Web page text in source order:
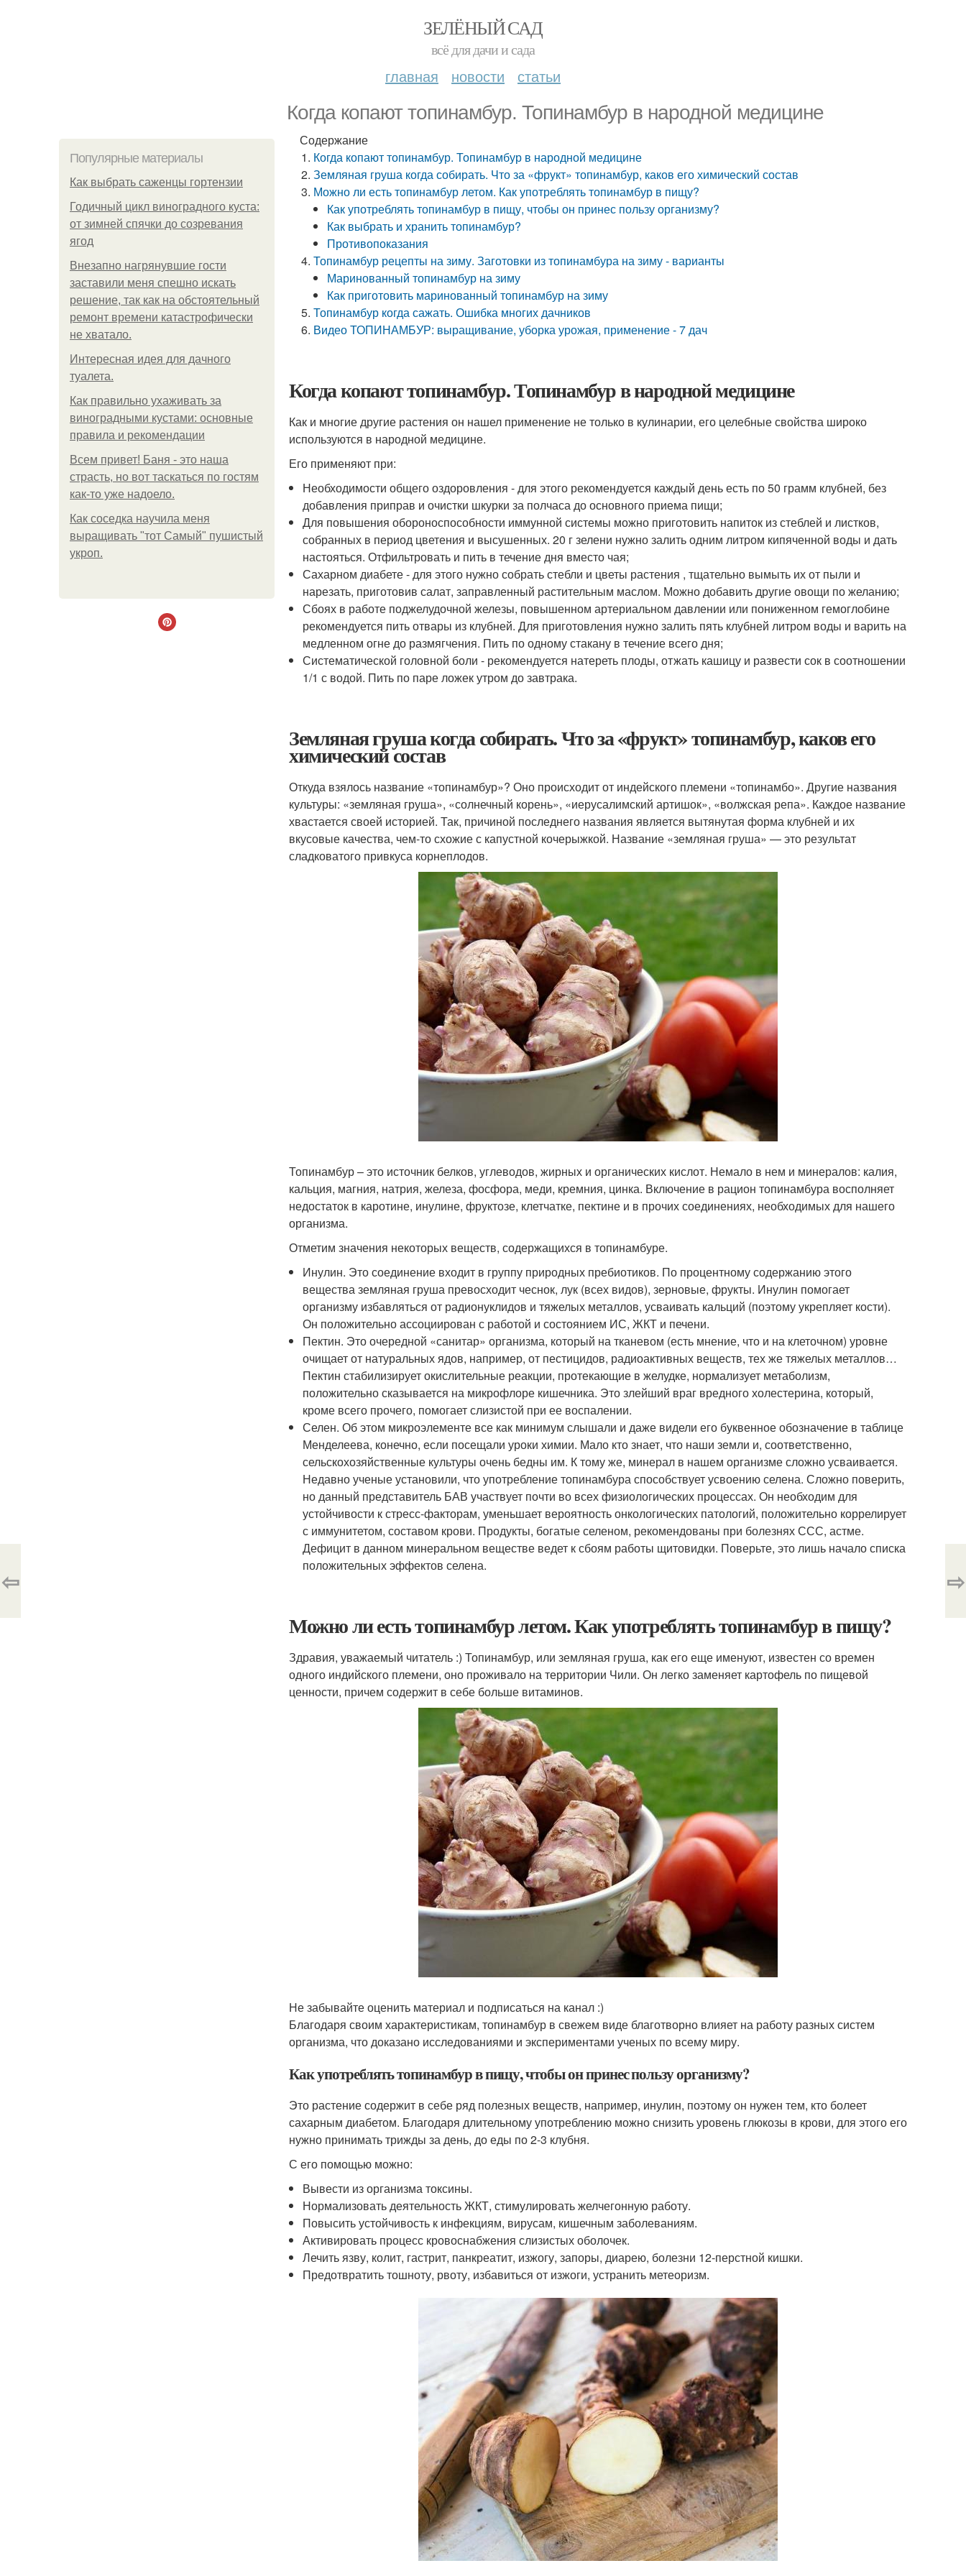
ЗЕЛЁНЫЙ САД
всё для дачи и сада
главная новости статьи
Когда копают топинамбур. Топинамбур в народной медицине
Популярные материалы
Как выбрать саженцы гортензии
Годичный цикл виноградного куста:
от зимней спячки до созревания
ягод
Внезапно нагрянувшие гости
заставили меня спешно искать
решение, так как на обстоятельный
ремонт времени катастрофически
не хватало.
Интересная идея для дачного
туалета.
Как правильно ухаживать за
виноградными кустами: основные
правила и рекомендации
Всем привет! Баня - это наша
страсть, но вот таскаться по гостям
как-то уже надоело.
Как соседка научила меня
выращивать "тот Самый" пушистый
укроп.
Содержание
Когда копают топинамбур. Топинамбур в народной медицине
Земляная груша когда собирать. Что за «фрукт» топинамбур, каков его химический состав
Можно ли есть топинамбур летом. Как употреблять топинамбур в пищу?
Как употреблять топинамбур в пищу, чтобы он принес пользу организму?
Как выбрать и хранить топинамбур?
Противопоказания
Топинамбур рецепты на зиму. Заготовки из топинамбура на зиму - варианты
Маринованный топинамбур на зиму
Как приготовить маринованный топинамбур на зиму
Топинамбур когда сажать. Ошибка многих дачников
Видео ТОПИНАМБУР: выращивание, уборка урожая, применение - 7 дач
Когда копают топинамбур. Топинамбур в народной медицине
Как и многие другие растения он нашел применение не только в кулинарии, его целебные свойства широко
используются в народной медицине.
Его применяют при:
Необходимости общего оздоровления - для этого рекомендуется каждый день есть по 50 грамм клубней, без
добавления приправ и очистки шкурки за полчаса до основного приема пищи;
Для повышения обороноспособности иммунной системы можно приготовить напиток из стеблей и листков,
собранных в период цветения и высушенных. 20 г зелени нужно залить одним литром кипяченной воды и дать
настояться. Отфильтровать и пить в течение дня вместо чая;
Сахарном диабете - для этого нужно собрать стебли и цветы растения , тщательно вымыть их от пыли и
нарезать, приготовив салат, заправленный растительным маслом. Можно добавить другие овощи по желанию;
Сбоях в работе поджелудочной железы, повышенном артериальном давлении или пониженном гемоглобине
рекомендуется пить отвары из клубней. Для приготовления нужно залить пять клубней литром воды и варить на
медленном огне до размягчения. Пить по одному стакану в течение всего дня;
Систематической головной боли - рекомендуется натереть плоды, отжать кашицу и развести сок в соотношении
1/1 с водой. Пить по паре ложек утром до завтрака.
Земляная груша когда собирать. Что за «фрукт» топинамбур, каков его
химический состав
Откуда взялось название «топинамбур»? Оно происходит от индейского племени «топинамбо». Другие названия
культуры: «земляная груша», «солнечный корень», «иерусалимский артишок», «волжская репа». Каждое название
хвастается своей историей. Так, причиной последнего названия является вытянутая форма клубней и их
вкусовые качества, чем-то схожие с капустной кочерыжкой. Название «земляная груша» — это результат
сладковатого привкуса корнеплодов.
Топинамбур – это источник белков, углеводов, жирных и органических кислот. Немало в нем и минералов: калия,
кальция, магния, натрия, железа, фосфора, меди, кремния, цинка. Включение в рацион топинамбура восполняет
недостаток в каротине, инулине, фруктозе, клетчатке, пектине и в прочих соединениях, необходимых для нашего
организма.
Отметим значения некоторых веществ, содержащихся в топинамбуре.
Инулин. Это соединение входит в группу природных пребиотиков. По процентному содержанию этого
вещества земляная груша превосходит чеснок, лук (всех видов), зерновые, фрукты. Инулин помогает
организму избавляться от радионуклидов и тяжелых металлов, усваивать кальций (поэтому укрепляет кости).
Он положительно ассоциирован с работой и состоянием ИС, ЖКТ и печени.
Пектин. Это очередной «санитар» организма, который на тканевом (есть мнение, что и на клеточном) уровне
очищает от натуральных ядов, например, от пестицидов, радиоактивных веществ, тех же тяжелых металлов…
Пектин стабилизирует окислительные реакции, протекающие в желудке, нормализует метаболизм,
положительно сказывается на микрофлоре кишечника. Это злейший враг вредного холестерина, который,
кроме всего прочего, помогает слизистой при ее воспалении.
Селен. Об этом микроэлементе все как минимум слышали и даже видели его буквенное обозначение в таблице
Менделеева, конечно, если посещали уроки химии. Мало кто знает, что наши земли и, соответственно,
сельскохозяйственные культуры очень бедны им. К тому же, минерал в нашем организме сложно усваивается.
Недавно ученые установили, что употребление топинамбура способствует усвоению селена. Сложно поверить,
но данный представитель БАВ участвует почти во всех физиологических процессах. Он необходим для
устойчивости к стресс-факторам, уменьшает вероятность онкологических патологий, положительно коррелирует
с иммунитетом, составом крови. Продукты, богатые селеном, рекомендованы при болезнях ССС, астме.
Дефицит в данном минеральном веществе ведет к сбоям работы щитовидки. Поверьте, это лишь начало списка
положительных эффектов селена.
Можно ли есть топинамбур летом. Как употреблять топинамбур в пищу?
Здравия, уважаемый читатель :) Топинамбур, или земляная груша, как его еще именуют, известен со времен
одного индийского племени, оно проживало на территории Чили. Он легко заменяет картофель по пищевой
ценности, причем содержит в себе больше витаминов.
Не забывайте оценить материал и подписаться на канал :)
Благодаря своим характеристикам, топинамбур в свежем виде благотворно влияет на работу разных систем
организма, что доказано исследованиями и экспериментами ученых по всему миру.
Как употреблять топинамбур в пищу, чтобы он принес пользу организму?
Это растение содержит в себе ряд полезных веществ, например, инулин, поэтому он нужен тем, кто болеет
сахарным диабетом. Благодаря длительному употреблению можно снизить уровень глюкозы в крови, для этого его
нужно принимать трижды за день, до еды по 2-3 клубня.
С его помощью можно:
Вывести из организма токсины.
Нормализовать деятельность ЖКТ, стимулировать желчегонную работу.
Повысить устойчивость к инфекциям, вирусам, кишечным заболеваниям.
Активировать процесс кровоснабжения слизистых оболочек.
Лечить язву, колит, гастрит, панкреатит, изжогу, запоры, диарею, болезни 12-перстной кишки.
Предотвратить тошноту, рвоту, избавиться от изжоги, устранить метеоризм.
⇦ ⇨